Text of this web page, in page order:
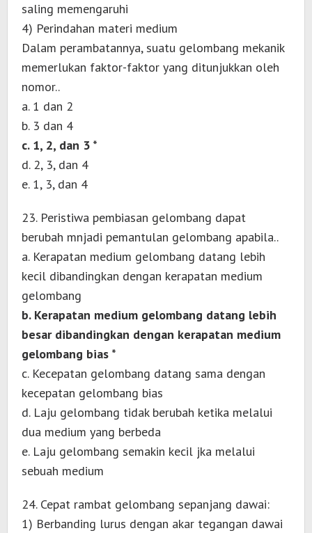
saling memengaruhi
4) Perindahan materi medium
Dalam perambatannya, suatu gelombang mekanik
memerlukan faktor-faktor yang ditunjukkan oleh
nomor..
a. 1 dan 2
b. 3 dan 4
c. 1, 2, dan 3 *
d. 2, 3, dan 4
e. 1, 3, dan 4
23. Peristiwa pembiasan gelombang dapat
berubah mnjadi pemantulan gelombang apabila..
a. Kerapatan medium gelombang datang lebih
kecil dibandingkan dengan kerapatan medium
gelombang
b. Kerapatan medium gelombang datang lebih
besar dibandingkan dengan kerapatan medium
gelombang bias *
c. Kecepatan gelombang datang sama dengan
kecepatan gelombang bias
d. Laju gelombang tidak berubah ketika melalui
dua medium yang berbeda
e. Laju gelombang semakin kecil jka melalui
sebuah medium
24. Cepat rambat gelombang sepanjang dawai:
1) Berbanding lurus dengan akar tegangan dawai